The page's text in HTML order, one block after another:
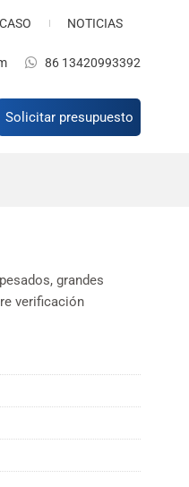
CASO NOTICIAS
86 13420993392
Solicitar presupuesto
grandes
verificación